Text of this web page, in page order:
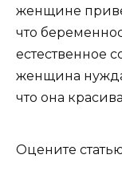
женщине
что
естественное
женщина
что она
Оцените